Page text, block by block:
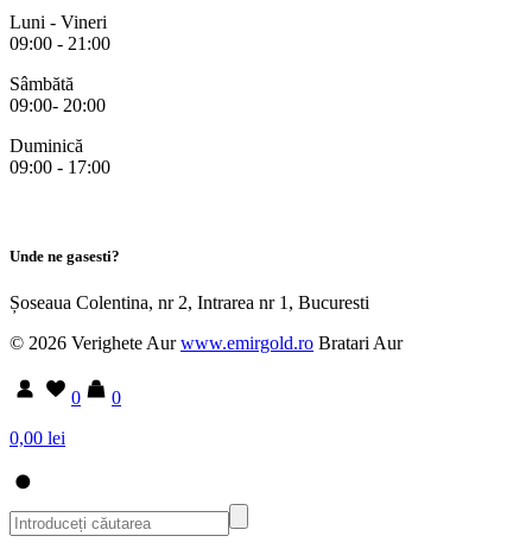
Luni - Vineri
09:00 - 21:00
Sâmbătă
09:00- 20:00
Duminică
09:00 - 17:00
Unde ne gasesti?
Șoseaua Colentina, nr 2, Intrarea nr 1, Bucuresti
© 2026 Verighete Aurwww.emirgold.ro Bratari Aur
0
0
0,00 lei